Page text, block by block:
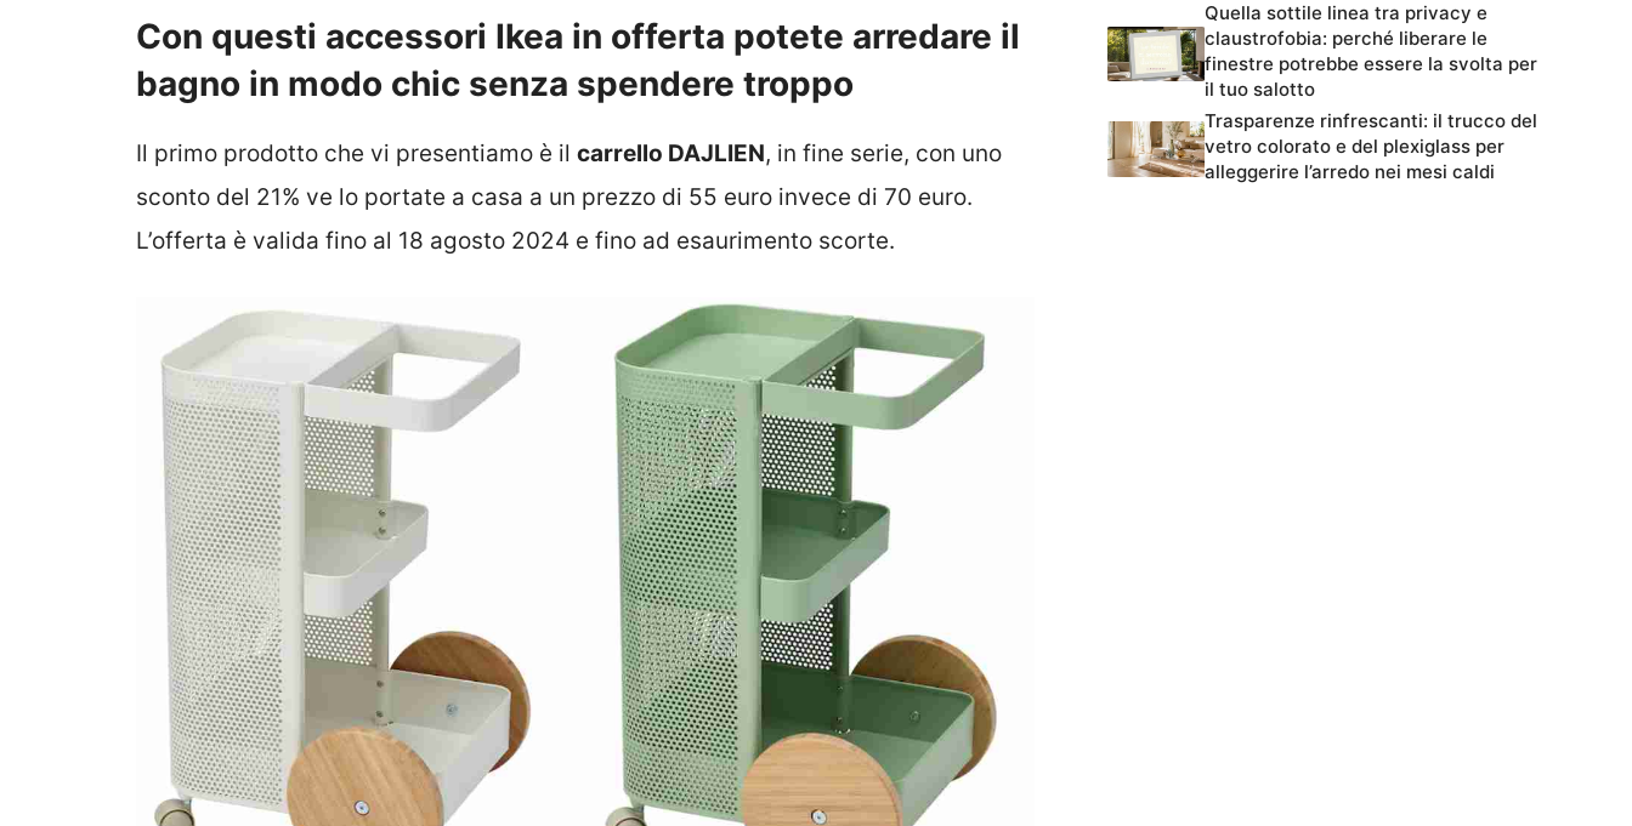
Con questi accessori Ikea in offerta potete arredare il
bagno in modo chic senza spendere troppo
Il primo prodotto che vi presentiamo è il carrello DAJLIEN, in fine serie, con uno
sconto del 21% ve lo portate a casa a un prezzo di 55 euro invece di 70 euro.
L’offerta è valida fino al 18 agosto 2024 e fino ad esaurimento scorte.
Quella sottile linea tra privacy e
claustrofobia: perché liberare le
finestre potrebbe essere la svolta per
il tuo salotto
Trasparenze rinfrescanti: il trucco del
vetro colorato e del plexiglass per
alleggerire l’arredo nei mesi caldi